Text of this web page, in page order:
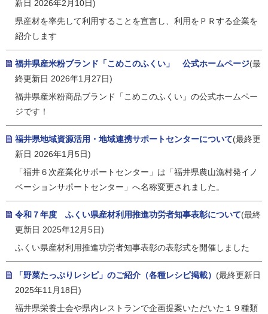
新日 2026年2月10日)
県産材を率先して利用することを宣言し、利用をＰＲする企業を
紹介します
福井県産米粉ブランド「こめこのふくい」 公式ホームページ(最
終更新日 2026年1月27日)
福井県産米粉商品ブランド「こめこのふくい」の公式ホームペー
ジです！
福井県地域資源活用・地域連携サポートセンターについて(最終更
新日 2026年1月5日)
「福井６次産業化サポートセンター」は「福井県農山漁村発イノ
ベーションサポートセンター」へ名称変更されました。
令和７年度 ふくい県産材利用推進功労者知事表彰について(最終
更新日 2025年12月5日)
ふくい県産材利用推進功労者知事表彰の表彰式を開催しました
「野菜たっぷりレシピ」のご紹介（各種レシピ掲載） (最終更新日
2025年11月18日)
福井県栄養士会や県内レストランで企画提案いただいた１９種類